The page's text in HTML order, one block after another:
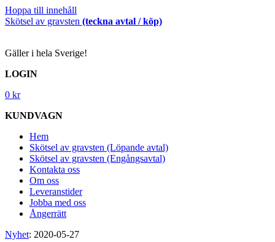
Hoppa till innehåll
Skötsel av gravsten (teckna avtal / köp)
Gäller i hela Sverige!
LOGIN
0 kr
KUNDVAGN
Hem
Skötsel av gravsten (Löpande avtal)
Skötsel av gravsten (Engångsavtal)
Kontakta oss
Om oss
Leveranstider
Jobba med oss
Ångerrätt
Nyhet: 2020-05-27